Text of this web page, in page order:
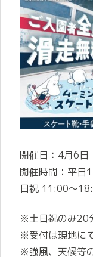
開催日：4月6日
開催時間：平
日祝 11:00～
※土日祝のみ20
※受付は現地に
※強風、天候等